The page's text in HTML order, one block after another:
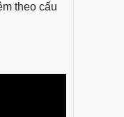
theo cấu